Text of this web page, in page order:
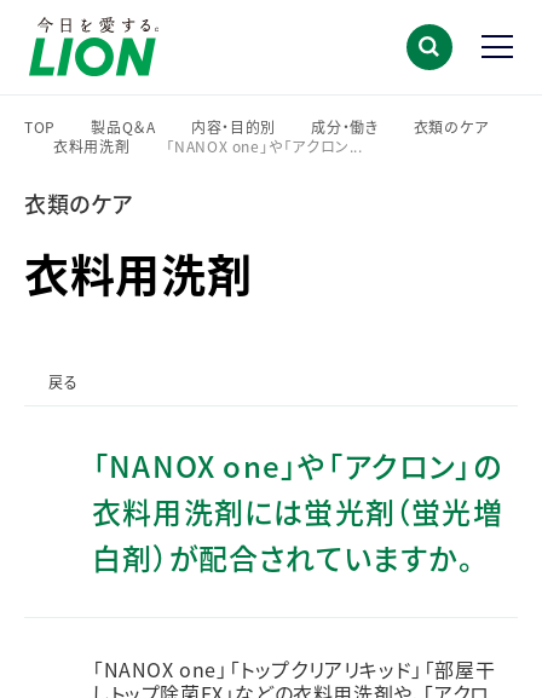
TOP
>
製品Q＆A
>
内容・目的別
>
成分・働き
衣類のケア
衣料用洗剤
「NANOX one」や「アクロン...
衣類のケア
衣料用洗剤
戻る
「NANOX one」や「アクロン」の
衣料用洗剤には蛍光剤（蛍光増
白剤）が配合されていますか。
「NANOX one」「トップクリアリキッド」「部屋干